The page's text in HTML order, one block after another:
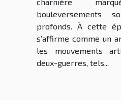
bouleversements
profonds. À cette
s’affirme comme un
les mouvements
deux-guerres, tels...